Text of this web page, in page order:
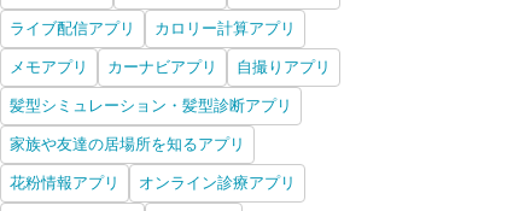
ライブ配信アプリ カロリー計算アプリ
メモアプリ カーナビアプリ 自撮りアプリ
髪型シミュレーション・髪型診断アプリ
家族や友達の居場所を知るアプリ
花粉情報アプリ オンライン診療アプリ